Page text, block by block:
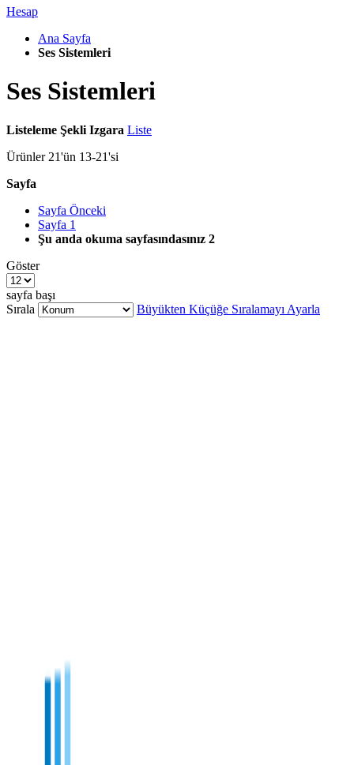
Hesap
Ana Sayfa
Ses Sistemleri
Ses Sistemleri
Listeleme Şekli Izgara Liste
Ürünler 21'ün 13-21'si
Sayfa
Sayfa Önceki
Sayfa 1
Şu anda okuma sayfasındasınız 2
Göster
sayfa başı
Sırala
Büyükten Küçüğe Sıralamayı Ayarla